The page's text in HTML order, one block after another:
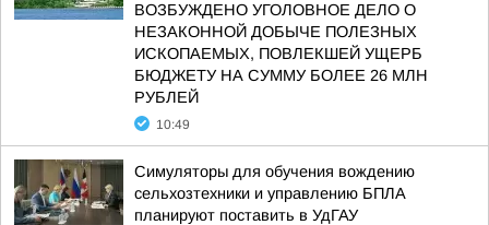
ВОЗБУЖДЕНО УГОЛОВНОЕ ДЕЛО О
НЕЗАКОННОЙ ДОБЫЧЕ ПОЛЕЗНЫХ
ИСКОПАЕМЫХ, ПОВЛЕКШЕЙ УЩЕРБ
БЮДЖЕТУ НА СУММУ БОЛЕЕ 26 МЛН
РУБЛЕЙ
10:49
Симуляторы для обучения вождению
сельхозтехники и управлению БПЛА
планируют поставить в УдГАУ